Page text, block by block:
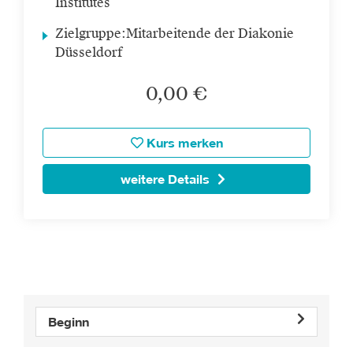
Institutes
Zielgruppe:Mitarbeitende der Diakonie
Düsseldorf
0,00 €
Kurs merken
weitere Details
Beginn